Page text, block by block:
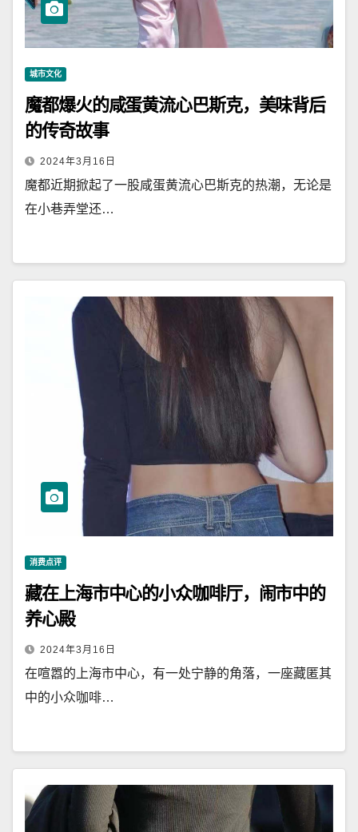
城市文化
魔都爆火的咸蛋黄流心巴斯克，美味背后
的传奇故事
2024年3月16日
魔都近期掀起了一股咸蛋黄流心巴斯克的热潮，无论是
在小巷弄堂还…
消费点评
藏在上海市中心的小众咖啡厅，闹市中的
养心殿
2024年3月16日
在喧嚣的上海市中心，有一处宁静的角落，一座藏匿其
中的小众咖啡…